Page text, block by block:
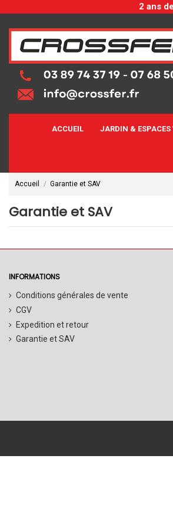
2 ans
ACCUEIL JARDIN & ESPACES
Accueil Garantie et SAV
Garantie et SAV
INFORMATIONS
Conditions générales de vente
CGV
Expedition et retour
Garantie et SAV